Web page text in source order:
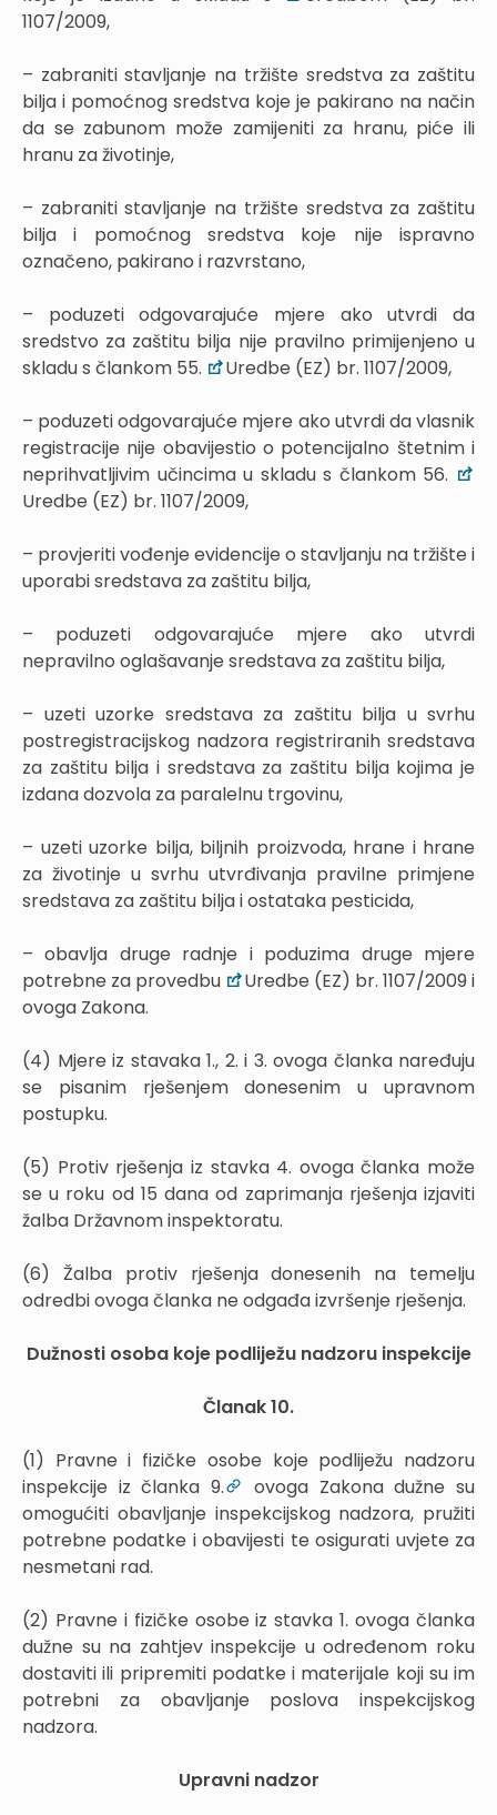
1107/2009,
– zabraniti stavljanje na tržište sredstva za zaštitu
bilja i pomoćnog sredstva koje je pakirano na način
da se zabunom može zamijeniti za hranu, piće ili
hranu za životinje,
– zabraniti stavljanje na tržište sredstva za zaštitu
bilja i pomoćnog sredstva koje nije ispravno
označeno, pakirano i razvrstano,
– poduzeti odgovarajuće mjere ako utvrdi da
sredstvo za zaštitu bilja nije pravilno primijenjeno u
skladu s člankom 55.
Uredbe (EZ) br. 1107/2009,
– poduzeti odgovarajuće mjere ako utvrdi da vlasnik
registracije nije obavijestio o potencijalno štetnim i
neprihvatljivim učincima u skladu s člankom 56.
Uredbe (EZ) br. 1107/2009,
– provjeriti vođenje evidencije o stavljanju na tržište i
uporabi sredstava za zaštitu bilja,
– poduzeti odgovarajuće mjere ako utvrdi
nepravilno oglašavanje sredstava za zaštitu bilja,
– uzeti uzorke sredstava za zaštitu bilja u svrhu
postregistracijskog nadzora registriranih sredstava
za zaštitu bilja i sredstava za zaštitu bilja kojima je
izdana dozvola za paralelnu trgovinu,
– uzeti uzorke bilja, biljnih proizvoda, hrane i hrane
za životinje u svrhu utvrđivanja pravilne primjene
sredstava za zaštitu bilja i ostataka pesticida,
– obavlja druge radnje i poduzima druge mjere
potrebne za provedbu
Uredbe (EZ) br. 1107/2009 i
ovoga Zakona.
(4) Mjere iz stavaka 1., 2. i 3. ovoga članka naređuju
se pisanim rješenjem donesenim u upravnom
postupku.
(5) Protiv rješenja iz stavka 4. ovoga članka može
se u roku od 15 dana od zaprimanja rješenja izjaviti
žalba Državnom inspektoratu.
(6) Žalba protiv rješenja donesenih na temelju
odredbi ovoga članka ne odgađa izvršenje rješenja.
Dužnosti osoba koje podliježu nadzoru inspekcije
Članak 10.
(1) Pravne i fizičke osobe koje podliježu nadzoru
inspekcije iz članka 9.
ovoga Zakona dužne su
omogućiti obavljanje inspekcijskog nadzora, pružiti
potrebne podatke i obavijesti te osigurati uvjete za
nesmetani rad.
(2) Pravne i fizičke osobe iz stavka 1. ovoga članka
dužne su na zahtjev inspekcije u određenom roku
dostaviti ili pripremiti podatke i materijale koji su im
potrebni za obavljanje poslova inspekcijskog
nadzora.
Upravni nadzor